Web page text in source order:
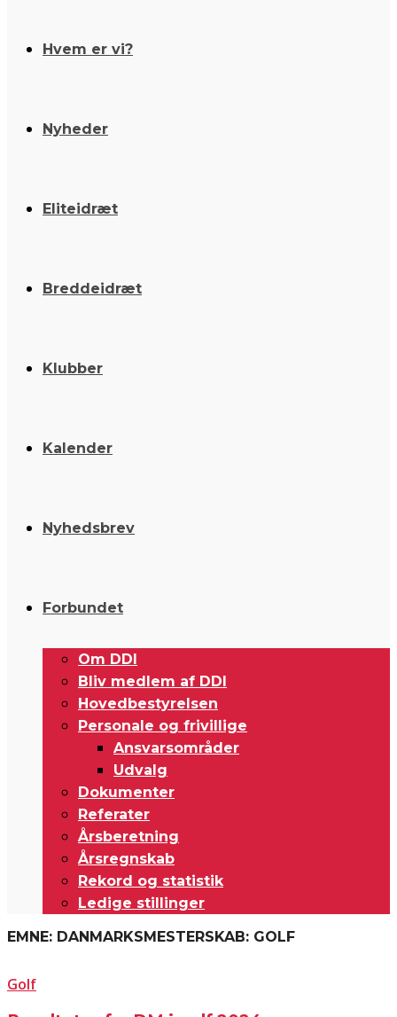
Hvem er vi?
Nyheder
Eliteidræt
Breddeidræt
Klubber
Kalender
Nyhedsbrev
Forbundet
Om DDI
Bliv medlem af DDI
Hovedbestyrelsen
Personale og frivillige
Ansvarsområder
Udvalg
Dokumenter
Referater
Årsberetning
Årsregnskab
Rekord og statistik
Ledige stillinger
EMNE: DANMARKSMESTERSKAB: GOLF
Golf